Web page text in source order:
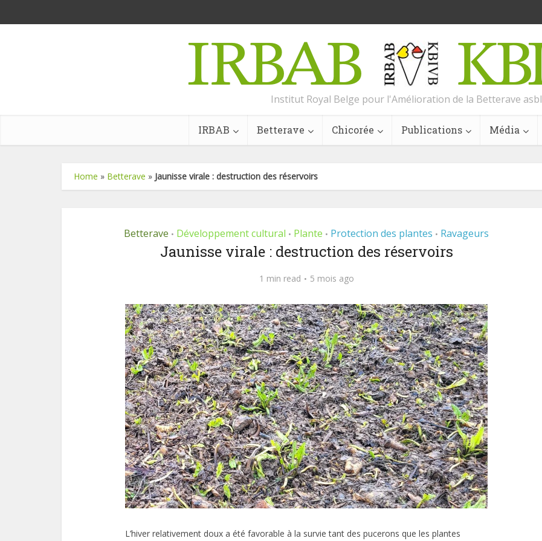
Institut Royal Belge pour l'Amélioration de la Betterave asbl
IRBAB Betterave Chicorée Publications Média
Home » Betterave » Jaunisse virale : destruction des réservoirs
Betterave • Développement cultural • Plante • Protection des plantes • Ravageurs
Jaunisse virale : destruction des réservoirs
1 min read 5 mois ago
L’hiver relativement doux a été favorable à la survie tant des pucerons que les plantes